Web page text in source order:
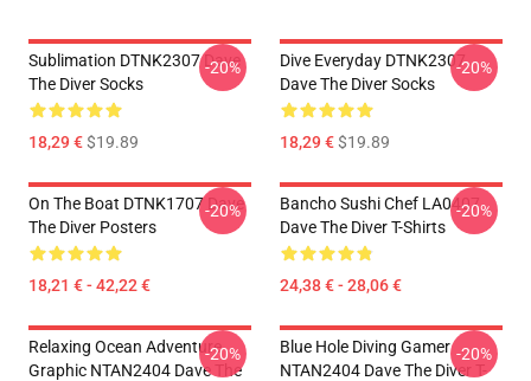
Sublimation DTNK2307 Dave
The Diver Socks
18,29 €$19.89
-20%
Dive Everyday DTNK2307
Dave The Diver Socks
18,29 €$19.89
-20%
On The Boat DTNK1707 Dave
The Diver Posters
18,21 € - 42,22 €
-20%
Bancho Sushi Chef LA0407
Dave The Diver T-Shirts
24,38 € - 28,06 €
-20%
Relaxing Ocean Adventure
Graphic NTAN2404 Dave The
-20%
Blue Hole Diving Gamer
NTAN2404 Dave The Diver T-
-20%